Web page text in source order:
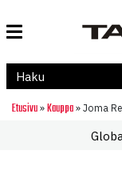
Etusivu » Kauppa » Joma